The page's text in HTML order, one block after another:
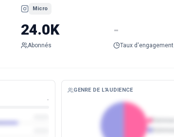
Micro
24.0K
Abonnés
-
Taux d'engagement
-
GENRE DE L'AUDIENCE